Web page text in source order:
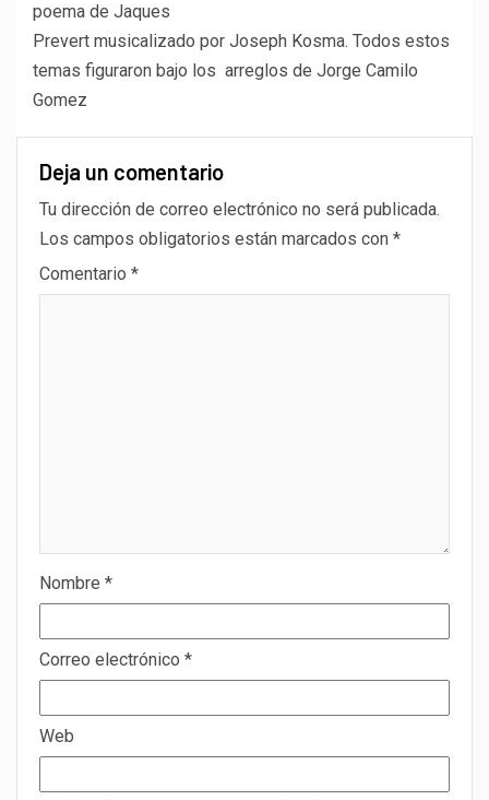
poema de Jaques
Prevert musicalizado por Joseph Kosma. Todos estos
temas figuraron bajo los arreglos de Jorge Camilo
Gomez
Deja un comentario
Tu dirección de correo electrónico no será publicada.
Los campos obligatorios están marcados con *
Comentario *
Nombre *
Correo electrónico *
Web